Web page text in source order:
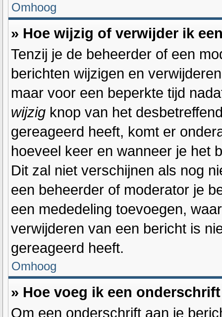
Omhoog
» Hoe wijzig of verwijder ik
Tenzij je de beheerder of een
berichten wijzigen en
maar voor een beperkte tijd
wijzig knop van het
gereageerd heeft, komt er
hoeveel keer en wanneer je het
Dit zal niet verschijnen als nog
een beheerder of moderator je
een mededeling toevoegen,
verwijderen van een bericht is
gereageerd heeft.
Omhoog
» Hoe voeg ik een
Om een onderschrift aan je